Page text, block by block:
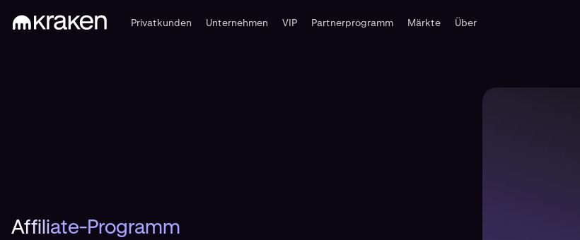
Privatkunden Unternehmen VIP Partnerprogramm Märkte Über
Affiliate-Programm